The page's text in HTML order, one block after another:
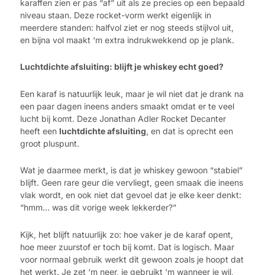
karaffen zien er pas “af” uit als ze precies op een bepaald
niveau staan. Deze rocket-vorm werkt eigenlijk in
meerdere standen: halfvol ziet er nog steeds stijlvol uit,
en bijna vol maakt ‘m extra indrukwekkend op je plank.
Luchtdichte afsluiting: blijft je whiskey echt goed?
Een karaf is natuurlijk leuk, maar je wil niet dat je drank na
een paar dagen ineens anders smaakt omdat er te veel
lucht bij komt. Deze Jonathan Adler Rocket Decanter
heeft een luchtdichte afsluiting, en dat is oprecht een
groot pluspunt.
Wat je daarmee merkt, is dat je whiskey gewoon “stabiel”
blijft. Geen rare geur die vervliegt, geen smaak die ineens
vlak wordt, en ook niet dat gevoel dat je elke keer denkt:
“hmm… was dit vorige week lekkerder?”
Kijk, het blijft natuurlijk zo: hoe vaker je de karaf opent,
hoe meer zuurstof er toch bij komt. Dat is logisch. Maar
voor normaal gebruik werkt dit gewoon zoals je hoopt dat
het werkt. Je zet ‘m neer, je gebruikt ‘m wanneer je wil,